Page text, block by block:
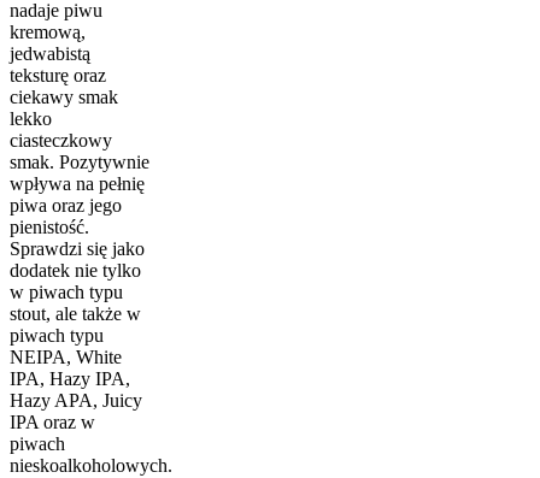
nadaje piwu
kremową,
jedwabistą
teksturę oraz
ciekawy smak
lekko
ciasteczkowy
smak. Pozytywnie
wpływa na pełnię
piwa oraz jego
pienistość.
Sprawdzi się jako
dodatek nie tylko
w piwach typu
stout, ale także w
piwach typu
NEIPA, White
IPA, Hazy IPA,
Hazy APA, Juicy
IPA oraz w
piwach
nieskoalkoholowych.